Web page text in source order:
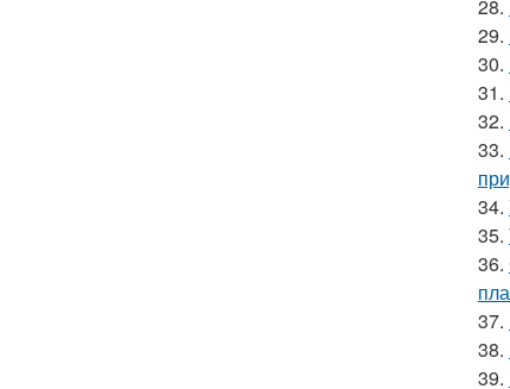
28.
29.
30.
31.
32.
33.
34.
35.
36.
37.
38.
39.